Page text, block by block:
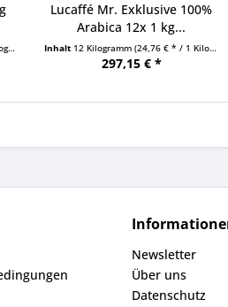
Lucaffé Mr. Exklusive 100%
Arabica 12x 1 kg...
Inhalt 12 Kilogramm(24,76 € * / 1 Kilogramm)
297,15 € *
Newsletter
Über uns
Datenschutz